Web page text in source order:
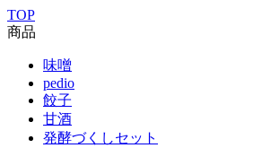
TOP
商品
味噌
pedio
餃子
甘酒
発酵づくしセット